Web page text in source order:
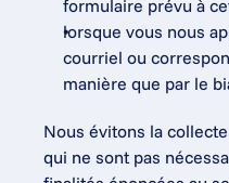
formulaire prévu à
lorsque vous nous
courriel ou
manière que par le
Nous évitons la
qui ne sont pas